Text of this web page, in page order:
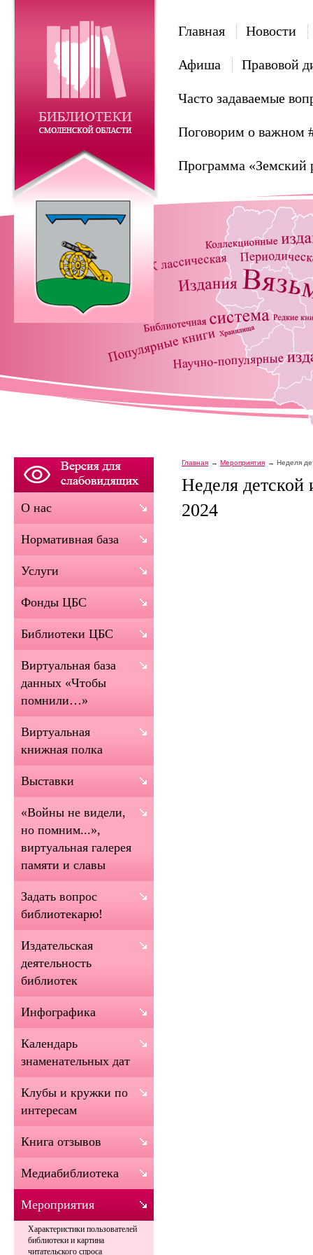
Главная Новости
Афиша Правовой
Часто задаваемые
Поговорим о важном
Программа «Земский
Главная Мероприятия Неделя
Неделя
2024
О нас
Нормативная база
Услуги
Фонды ЦБС
Библиотеки ЦБС
Виртуальная база
данных «Чтобы
помнили…»
Виртуальная
книжная полка
Выставки
«Войны не видели,
но помним...»,
виртуальная галерея
памяти и славы
Задать вопрос
библиотекарю!
Издательская
деятельность
библиотек
Инфографика
Календарь
знаменательных дат
Клубы и кружки по
интересам
Книга отзывов
Медиабиблиотека
Мероприятия
Характеристики пользователей
библиотеки и картина
читательского спроса